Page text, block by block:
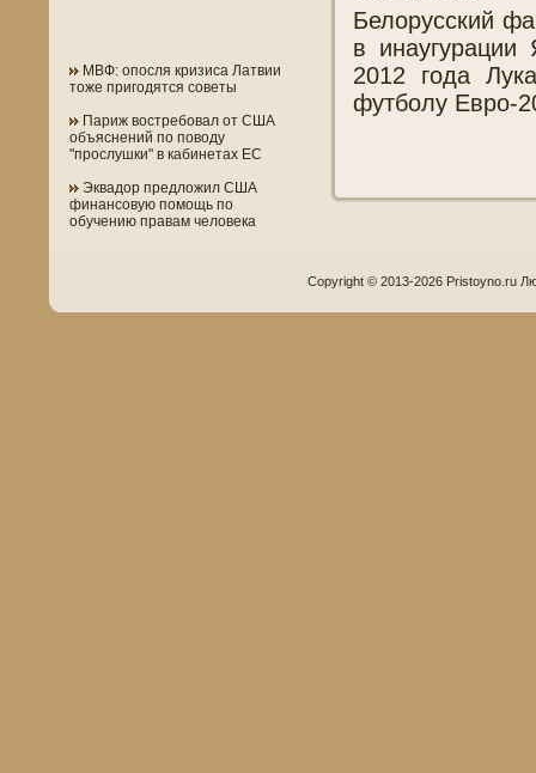
МВФ: опосля кризиса Латвии
тоже пригодятся советы
Париж востребовал от США
объяснений по поводу
"прослушки" в кабинетах ЕС
Эквадор предложил США
финансовую помощь по
обучению правам человека
Белорусский
в
2012 года
футболу Евро-
Copyright © 2013-2026 Pristoyno.ru